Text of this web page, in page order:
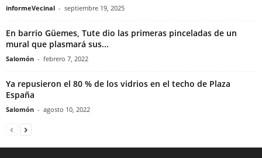
informeVecinal - septiembre 19, 2025
En barrio Güemes, Tute dio las primeras pinceladas de un
mural que plasmará sus...
Salomón - febrero 7, 2022
Ya repusieron el 80 % de los vidrios en el techo de Plaza
España
Salomón - agosto 10, 2022